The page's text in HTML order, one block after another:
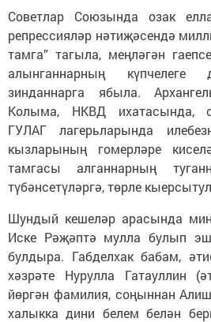
Советлар Союзында озак
репрессияләр нәтиҗәсендә
тамга” тагыла, меңләгән
алынганнарның күпчелеге
зинданнарга ябыла.
Колыма, НКВД ихатасында,
ГУЛАГ лагерьларында
кызларының гомерләре
тамгасы алганнарның
түбәнсетүләргә, төрле
Шундый кешеләр арасында
Иске Рәҗәптә мулла булып
булдыра. Габделхак бабам,
хәзрәте Нурулла Гатауллин
йөргән фамилия, соңыннан
халыкка дини белем белән